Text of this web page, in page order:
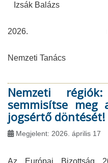
Izsák Balázs
2026.
a
Nemzeti Tanács
Nemzeti
semmisítse meg
jogsértő döntését!
Megjelent: 2026. április 17
Az Európai Bizottság